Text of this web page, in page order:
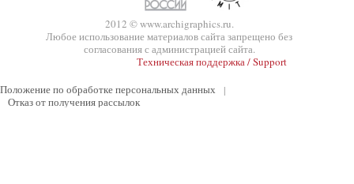
2012 © www.archigraphics.ru.
Любое использование материалов сайта запрещено без
согласования с администрацией сайта.
Техническая поддержка / Support
Положение по обработке персональных данных
|
Отказ от получения рассылок